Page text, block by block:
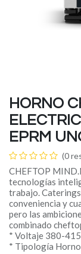
HORNO
EPRM
(0
CHEFTOP
tecnologías
trabajo.
conveniencia y
pero las
combinado
* Voltaje 380-
* Tipología